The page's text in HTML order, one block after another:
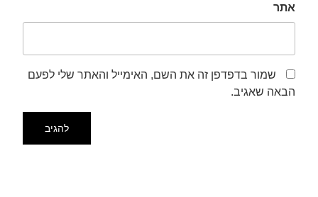
אתר
שמור בדפדפן זה את השם, האימייל והאתר שלי לפעם
הבאה שאגיב.